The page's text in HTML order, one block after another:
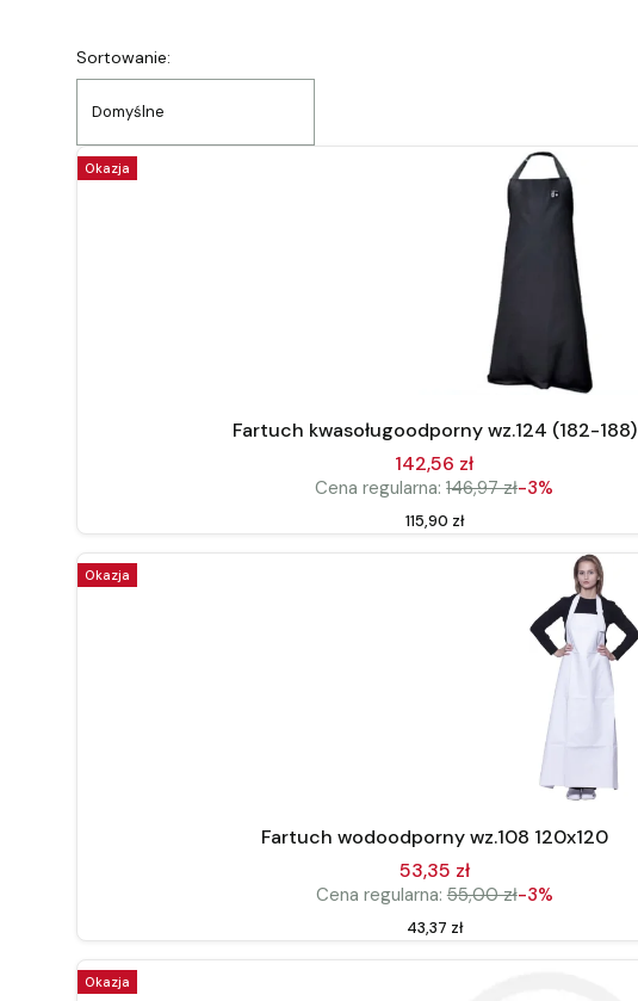
Lista produktów
Sortowanie:
Domyślne
Okazja
Fartuch kwasoługoodporny wz.124 (182-188)
142,56 zł
Cena regularna: 146,97 zł-3%
Cena
115,90 zł
Okazja
Fartuch wodoodporny wz.108 120x120
53,35 zł
Cena regularna: 55,00 zł-3%
Cena
43,37 zł
Okazja